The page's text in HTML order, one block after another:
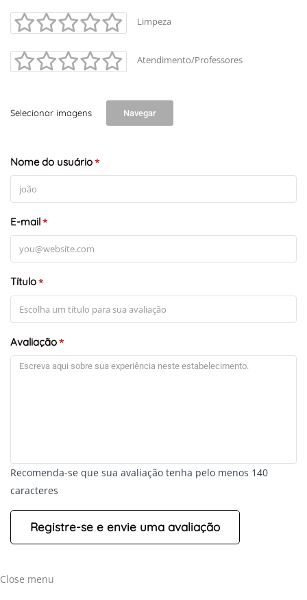
Leaflet
Limpeza
Atendimento/Professores
Selecionar imagens Navegar
Nome do usuário*
E-mail*
Título*
Avaliação*
Recomenda-se que sua avaliação tenha pelo menos 140
caracteres
Close menu